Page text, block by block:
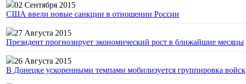
02 Сентября 2015
США ввели новые санкции в отношении России
27 Августа 2015
Президент прогнозирует экономический рост в ближайшие месяцы
26 Августа 2015
В Донецке ускоренными темпами мобилизуется группировка войск